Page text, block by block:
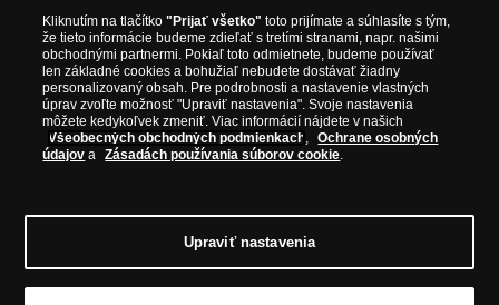
autentickosti.
Kliknutím na tlačítko"Prijať všetko" toto prijímate a súhlasíte s tým,
že tieto informácie budeme zdieľať s tretími stranami, napr. našimi
obchodnými partnermi. Pokiaľ toto odmietnete, budeme používať
len základné cookies a bohužiaľ nebudete dostávať žiadny
personalizovaný obsah. Pre podrobnosti a nastavenie vlastných
úprav zvoľte možnosť "Upraviť nastavenia". Svoje nastavenia
môžete kedykoľvek zmeniť. Viac informácií nájdete v našich
Všeobecných obchodných podmienkach ,
Ochrane osobných
údajov a Zásadách používania súborov cookie.
Upraviť nastavenia